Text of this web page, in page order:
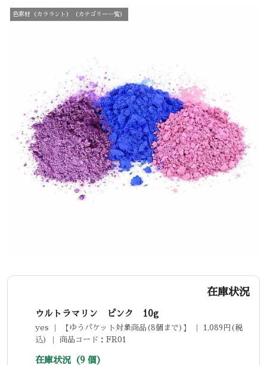
色素材（カララント）（カテゴリー一覧）
在庫状況
ウルトラマリン ピンク 10g
yes ｜ 【ゆうパケット対象商品(8個まで)】 ｜ 1,089円(税
込) ｜ 商品コード：FR01
在庫状況（9 個）